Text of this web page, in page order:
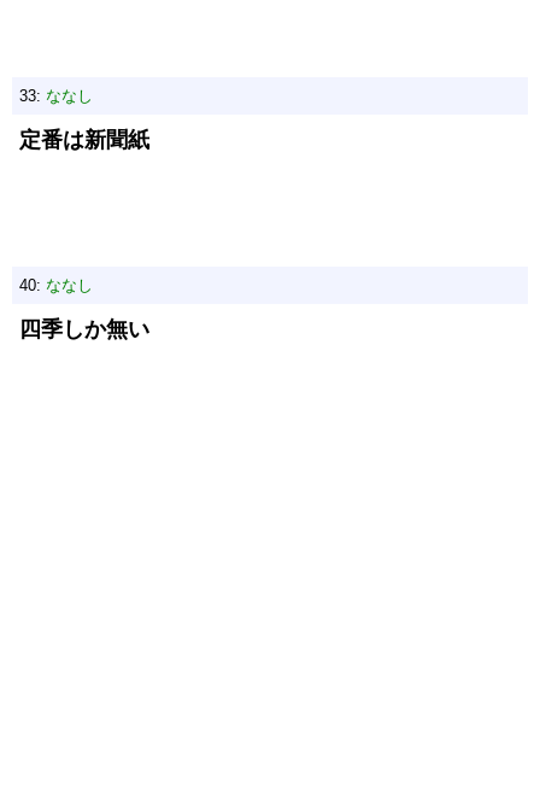
33: ななし
定番は新聞紙
40: ななし
四季しか無い